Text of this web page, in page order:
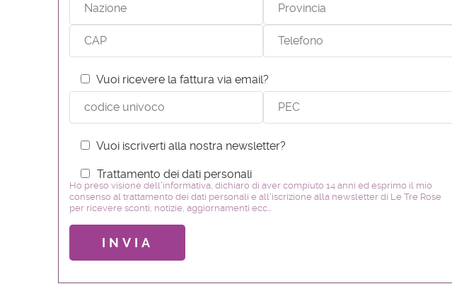
Vuoi ricevere la fattura via email?
Vuoi iscriverti alla nostra newsletter?
Trattamento dei dati personali
Ho preso visione dell'informativa, dichiaro di aver compiuto 14 anni ed esprimo il mio
consenso al trattamento dei dati personali e all'iscrizione alla newsletter di Le Tre Rose
per ricevere sconti, notizie, aggiornamenti ecc…